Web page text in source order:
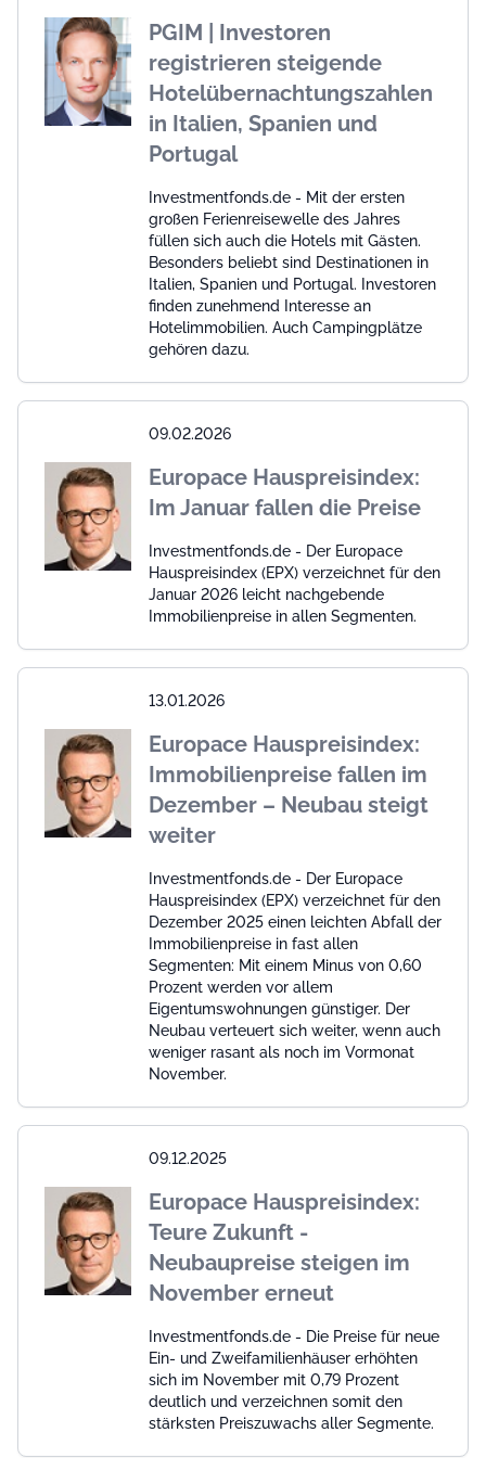
PGIM | Investoren
registrieren steigende
Hotelübernachtungszahlen
in Italien, Spanien und
Portugal
Investmentfonds.de - Mit der ersten
großen Ferienreisewelle des Jahres
füllen sich auch die Hotels mit Gästen.
Besonders beliebt sind Destinationen in
Italien, Spanien und Portugal. Investoren
finden zunehmend Interesse an
Hotelimmobilien. Auch Campingplätze
gehören dazu.
09.02.2026
Europace Hauspreisindex:
Im Januar fallen die Preise
Investmentfonds.de - Der Europace
Hauspreisindex (EPX) verzeichnet für den
Januar 2026 leicht nachgebende
Immobilienpreise in allen Segmenten.
13.01.2026
Europace Hauspreisindex:
Immobilienpreise fallen im
Dezember – Neubau steigt
weiter
Investmentfonds.de - Der Europace
Hauspreisindex (EPX) verzeichnet für den
Dezember 2025 einen leichten Abfall der
Immobilienpreise in fast allen
Segmenten: Mit einem Minus von 0,60
Prozent werden vor allem
Eigentumswohnungen günstiger. Der
Neubau verteuert sich weiter, wenn auch
weniger rasant als noch im Vormonat
November.
09.12.2025
Europace Hauspreisindex:
Teure Zukunft -
Neubaupreise steigen im
November erneut
Investmentfonds.de - Die Preise für neue
Ein- und Zweifamilienhäuser erhöhten
sich im November mit 0,79 Prozent
deutlich und verzeichnen somit den
stärksten Preiszuwachs aller Segmente.